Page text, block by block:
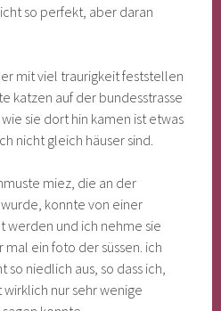
so perfekt, aber daran
mit viel traurigkeit feststellen
katzen auf der bundesstrasse
sie dort hin kamen ist etwas
nicht gleich häuser sind.
miez, die an der
konnte von einer
und ich nehme sie
ein foto der süssen. ich
niedlich aus, so dass ich,
nur sehr wenige